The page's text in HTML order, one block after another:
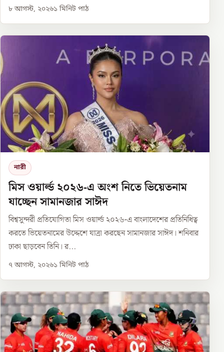
৮ আগস্ট, ২০২৬১ মিনিট পাঠ
নারী
মিস ওয়ার্ল্ড ২০২৬-এ অংশ নিতে ভিয়েতনাম
যাচ্ছেন সামানজার সাঈদ
বিশ্বসুন্দরী প্রতিযোগিতা মিস ওয়ার্ল্ড ২০২৬-এ বাংলাদেশের প্রতিনিধিত্ব
করতে ভিয়েতনামের উদ্দেশে যাত্রা করছেন সামানজার সাঈদ। শনিবার
ঢাকা ছাড়বেন তিনি। র...
৭ আগস্ট, ২০২৬১ মিনিট পাঠ